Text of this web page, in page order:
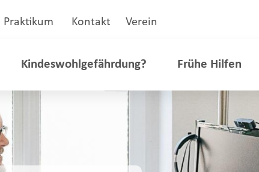
Praktikum Kontakt Verein
Kindeswohlgefährdung? Frühe Hilfen